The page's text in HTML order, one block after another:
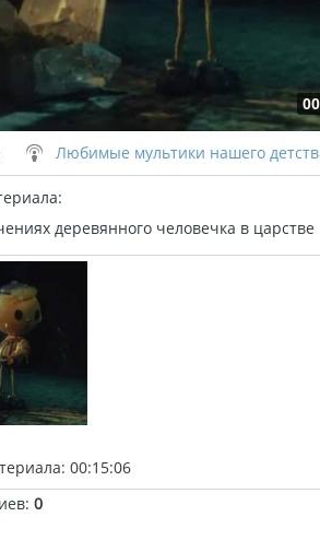
Любимые мультики нашего
:
деревянного человечка в царстве
: 00:15:06
: 0